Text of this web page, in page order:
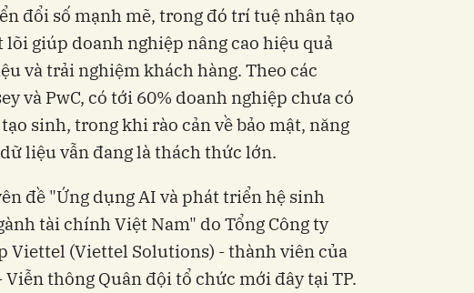
đổi số mạnh mẽ, trong đó trí tuệ nhân tạo
giúp doanh nghiệp nâng cao hiệu quả
và trải nghiệm khách hàng. Theo các
và PwC, có tới 60% doanh nghiệp chưa có
sinh, trong khi rào cản về bảo mật, năng
liệu vẫn đang là thách thức lớn.
đề "Ứng dụng AI và phát triển hệ sinh
tài chính Việt Nam" do Tổng Công ty
Viettel (Viettel Solutions) - thành viên của
Viễn thông Quân đội tổ chức mới đây tại TP.